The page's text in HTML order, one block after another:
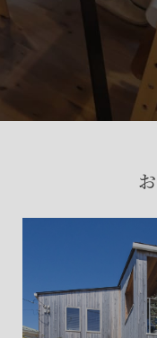
会社に関すること
お問い合わせはこ
ご相談はこちら
関連施設一覧